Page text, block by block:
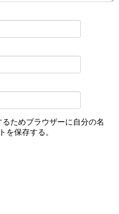
ためブラウザーに自分の名
を保存する。